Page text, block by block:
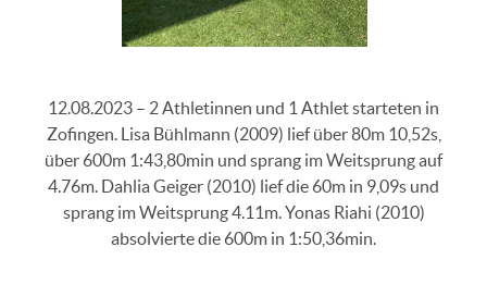
12.08.2023 – 2 Athletinnen und 1 Athlet starteten in
Zofingen. Lisa Bühlmann (2009) lief über 80m 10,52s,
über 600m 1:43,80min und sprang im Weitsprung auf
4.76m. Dahlia Geiger (2010) lief die 60m in 9,09s und
sprang im Weitsprung 4.11m. Yonas Riahi (2010)
absolvierte die 600m in 1:50,36min.